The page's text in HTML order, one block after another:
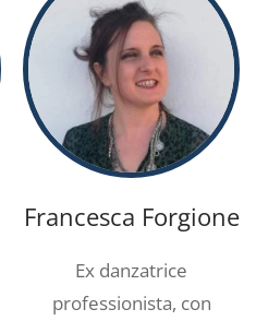
Francesca Forgione
Ex danzatrice
professionista, con